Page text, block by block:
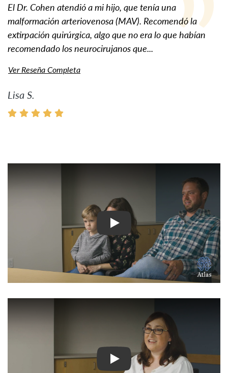
El Dr. Cohen atendió a mi hijo, que tenía una
malformación arteriovenosa (MAV). Recomendó la
extirpación quirúrgica, algo que no era lo que habían
recomendado los neurocirujanos que...
Ver Reseña Completa
Lisa S.